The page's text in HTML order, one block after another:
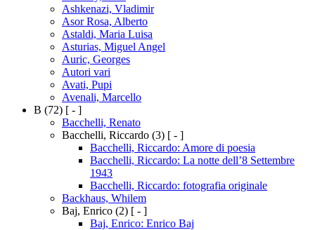
Ashkenazi, Vladimir
Asor Rosa, Alberto
Astaldi, Maria Luisa
Asturias, Miguel Angel
Auric, Georges
Autori vari
Avati, Pupi
Avenali, Marcello
B (72) [ - ]
Bacchelli, Renato
Bacchelli, Riccardo (3) [ - ]
Bacchelli, Riccardo: Amore di poesia
Bacchelli, Riccardo: La notte dell’8 Settembre
1943
Bacchelli, Riccardo: fotografia originale
Backhaus, Whilem
Baj, Enrico (2) [ - ]
Baj, Enrico: Enrico Baj